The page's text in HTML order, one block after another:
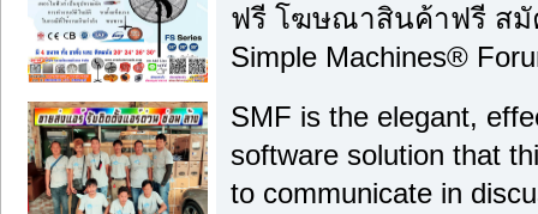
ฟรี โฆษณาสินค้าฟรี สมั
Simple Machines®
SMF is the elegant,
software solution that
to communicate in